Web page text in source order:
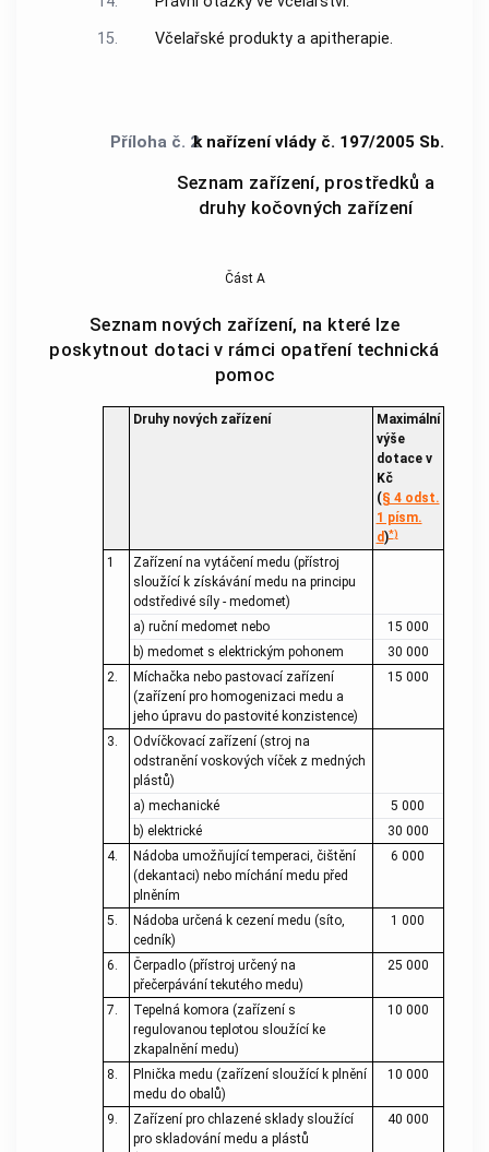
15.
Včelařské produkty a apitherapie.
Příloha č. 2k nařízení vlády č. 197/2005 Sb.
Seznam zařízení, prostředků a
druhy kočovných zařízení
Část A
Seznam nových zařízení, na které lze
poskytnout dotaci v rámci opatření technická
pomoc
Druhy nových zařízení
Maximální
výše
dotace v
Kč
(§ 4 odst.
1 písm.
d)*)
1
Zařízení na vytáčení medu (přístroj
sloužící k získávání medu na principu
odstředivé síly - medomet)
a) ruční medomet nebo
15 000
b) medomet s elektrickým pohonem
30 000
2.
Míchačka nebo pastovací zařízení
(zařízení pro homogenizaci medu a
jeho úpravu do pastovité konzistence)
15 000
3.
Odvíčkovací zařízení (stroj na
odstranění voskových víček z medných
plástů)
a) mechanické
5 000
b) elektrické
30 000
4.
Nádoba umožňující temperaci, čištění
(dekantaci) nebo míchání medu před
plněním
6 000
5.
Nádoba určená k cezení medu (síto,
cedník)
1 000
6.
Čerpadlo (přístroj určený na
přečerpávání tekutého medu)
25 000
7.
Tepelná komora (zařízení s
regulovanou teplotou sloužící ke
zkapalnění medu)
10 000
8.
Plnička medu (zařízení sloužící k plnění
medu do obalů)
10 000
9.
Zařízení pro chlazené sklady sloužící
pro skladování medu a plástů
40 000